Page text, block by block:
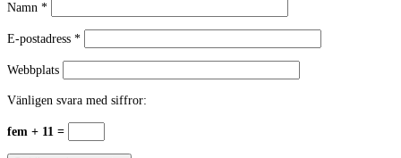
Namn *
E-postadress *
Webbplats
Vänligen svara med siffror:
fem + 11 =